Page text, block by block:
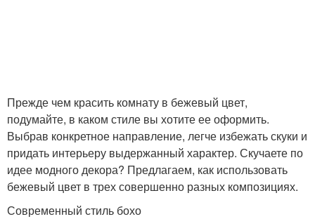
Прежде чем красить комнату в бежевый цвет,
подумайте, в каком стиле вы хотите ее оформить.
Выбрав конкретное направление, легче избежать скуки и
придать интерьеру выдержанный характер. Скучаете по
идее модного декора? Предлагаем, как использовать
бежевый цвет в трех совершенно разных композициях.
Современный стиль бохо